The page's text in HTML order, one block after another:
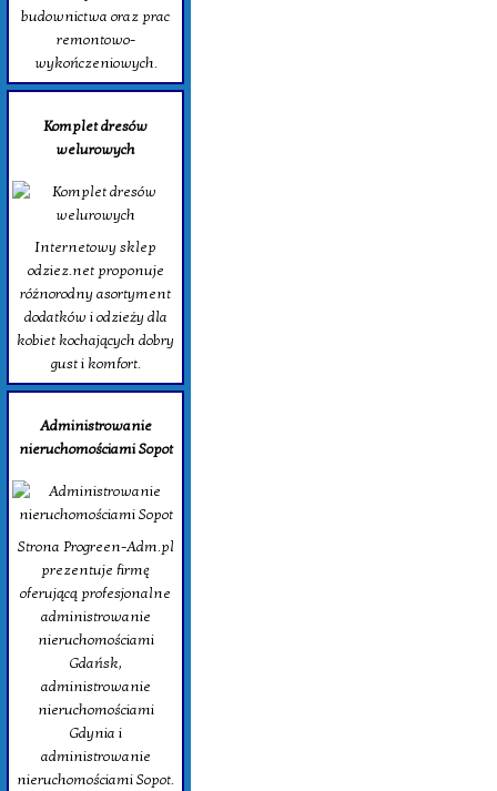
budownictwa oraz prac
remontowo-
wykończeniowych.
Komplet dresów
welurowych
Internetowy sklep
odziez.net proponuje
różnorodny asortyment
dodatków i odzieży dla
kobiet kochających dobry
gust i komfort.
Administrowanie
nieruchomościami Sopot
Strona Progreen-Adm.pl
prezentuje firmę
oferującą profesjonalne
administrowanie
nieruchomościami
Gdańsk,
administrowanie
nieruchomościami
Gdynia i
administrowanie
nieruchomościami Sopot.